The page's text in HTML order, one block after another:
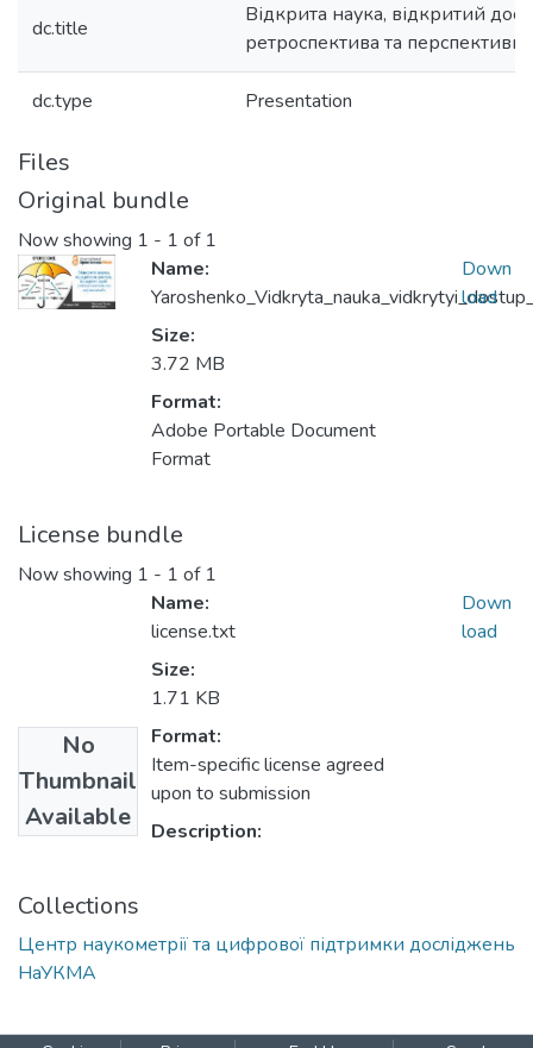
dc.title
Відкрита наука, відкритий
ретроспектива та перспективи
dc.type Presentation
Files
Original bundle
Now showing 1 - 1 of 1
Name:
Size:
3.72 MB
Format:
Adobe Portable Document
Format
Down
load
License bundle
Now showing 1 - 1 of 1
No
Thumbnail
Available
Name:
license.txt
Size:
1.71 KB
Format:
Item-specific license agreed
upon to submission
Description:
Down
load
Collections
Центр наукометрії та цифрової підтримки досліджень
НаУКМА